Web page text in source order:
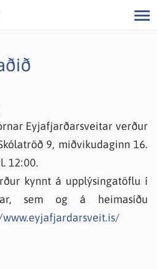
Eyjafjarðarsveitar verður
9, miðvikudaginn 16.
12:00.
kynnt á upplýsingatöflu í
sem og á heimasíðu